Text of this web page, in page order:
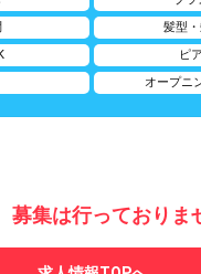
髪型
ピ
オープニ
募集は行っておりま